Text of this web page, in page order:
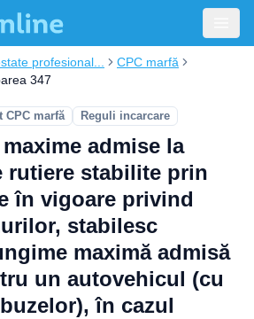
profesional...
CPC marfă
347
CPC marfă Reguli incarcare
admise la
rutiere stabilite prin
în vigoare privind
stabilesc
maximă admisă
un autovehicul (cu
în cazul